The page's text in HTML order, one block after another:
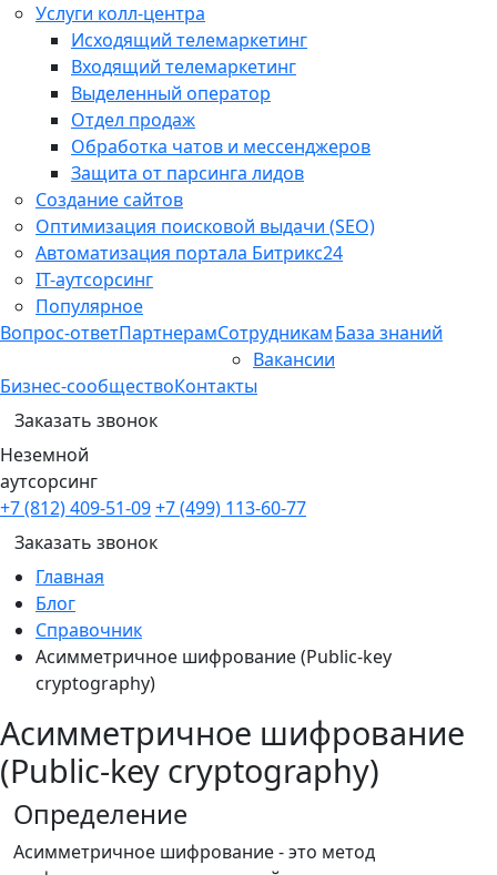
Услуги колл-центра
Исходящий телемаркетинг
Входящий телемаркетинг
Выделенный оператор
Отдел продаж
Обработка чатов и мессенджеров
Защита от парсинга лидов
Создание сайтов
Оптимизация поисковой выдачи (SEO)
Автоматизация портала Битрикс24
IT-аутсорсинг
Популярное
Вопрос-ответПартнерамСотрудникам
Вакансии
База знаний
Бизнес-сообществоКонтакты
Заказать звонок
Неземной
аутсорсинг
+7 (812) 409-51-09+7 (499) 113-60-77
Заказать звонок
Главная
Блог
Справочник
Асимметричное шифрование (Public-key
cryptography)
Асимметричное шифрование
(Public-key cryptography)
Определение
Асимметричное шифрование - это метод